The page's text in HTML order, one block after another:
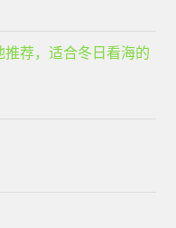
推荐，适合冬日看海的